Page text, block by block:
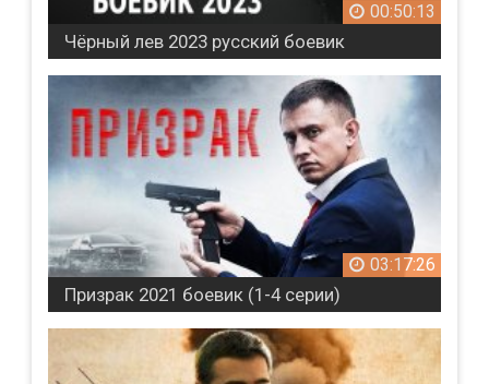
00:50:13
Чёрный лев 2023 русский боевик
03:17:26
Призрак 2021 боевик (1-4 серии)